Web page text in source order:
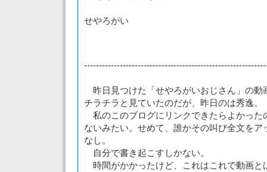
せやろがい
昨日見つけた「せやろがいおじさん」の動
チラチラと見ていたのだが、昨日のは秀逸。
私のこのブログにリンクできたらよかった
ないみたい。せめて、誰かその叫び全文を
なし。
自分で書き起こすしかない。
時間がかかったけど、これはこれで動画と